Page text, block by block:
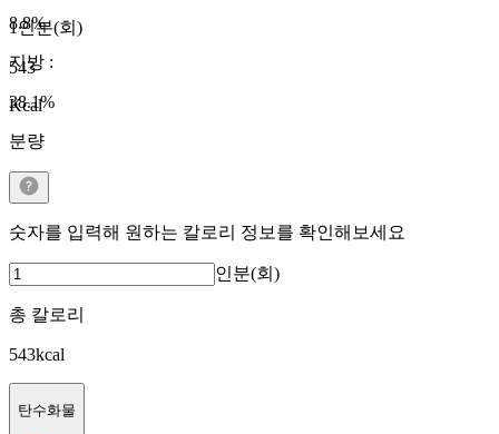
1인분(회)
543
Kcal
8.8%
지방 :
38.1%
분량
숫자를 입력해 원하는 칼로리 정보를 확인해보세요
인분(회)
총 칼로리
543kcal
탄수화물